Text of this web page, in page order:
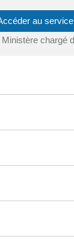
au
Ministère chargé